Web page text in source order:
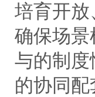
培育开
确保场
与的制
的协同